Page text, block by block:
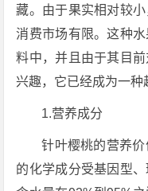
藏。由于果实相对较
消费市场有限。这种
料中，并且由于其目
兴趣，它已经成为一种
1.营养成分
针叶樱桃的营养
的化学成分受基因型